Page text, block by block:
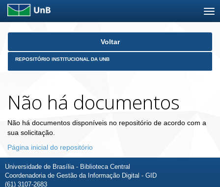
Skip
Voltar
REPOSITÓRIO INSTITUCIONAL DA UNB
Não há documentos
Não há documentos disponíveis no repositório de acordo com a
sua solicitação.
Página inicial do repositório
Universidade de Brasília - Biblioteca Central
Coordenadoria de Gestão da Informação Digital - GID
(61) 3107-2683